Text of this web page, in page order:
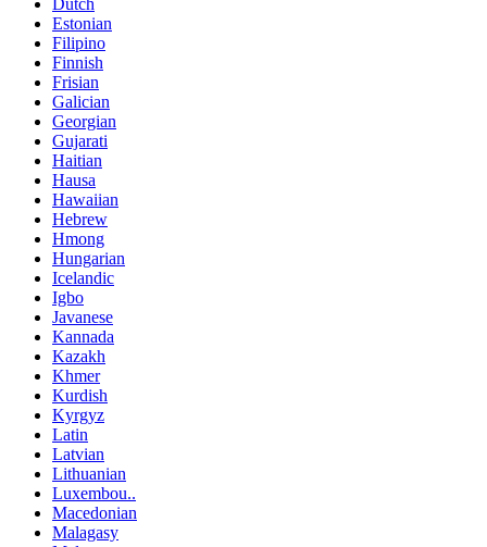
Dutch
Estonian
Filipino
Finnish
Frisian
Galician
Georgian
Gujarati
Haitian
Hausa
Hawaiian
Hebrew
Hmong
Hungarian
Icelandic
Igbo
Javanese
Kannada
Kazakh
Khmer
Kurdish
Kyrgyz
Latin
Latvian
Lithuanian
Luxembou..
Macedonian
Malagasy